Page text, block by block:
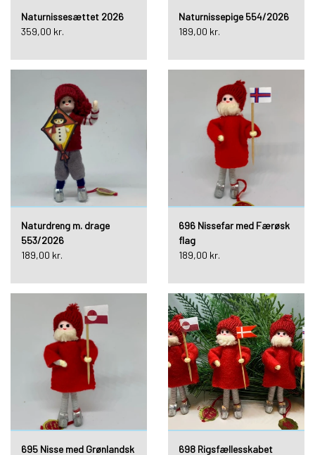
Naturnissesættet 2026
359,00 kr.
Naturnissepige 554/2026
189,00 kr.
Naturdreng m. drage
553/2026
189,00 kr.
696 Nissefar med Færøsk
flag
189,00 kr.
695 Nisse med Grønlandsk
698 Rigsfællesskabet